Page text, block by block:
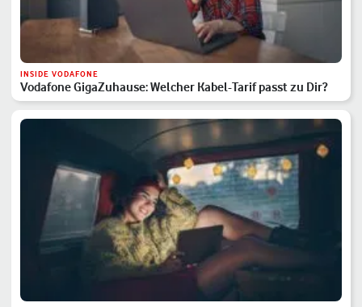
INSIDE VODAFONE
Vodafone GigaZuhause: Welcher Kabel-Tarif passt zu Dir?